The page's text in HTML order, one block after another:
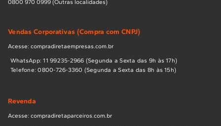
0800 970 0999 (Outras localidades)
Vendas Corporativas (Compra com CNPJ)
Acesse: compradiretaempresas.com.br
WhatsApp: 11 99235-2966 (Segunda a Sexta das 9h às 17h)
Telefone: 0800-726-3360 (Segunda a Sexta das 8h às 15h)
Revenda
Acesse: compradiretaparceiros.com.br